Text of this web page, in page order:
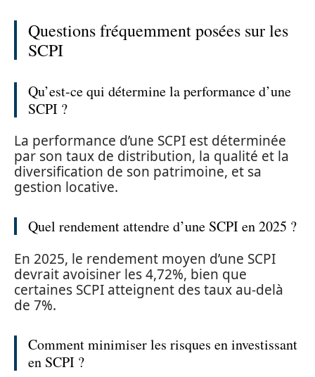
Questions fréquemment posées sur les
SCPI
Qu’est-ce qui détermine la performance d’une
SCPI ?
La performance d’une SCPI est déterminée
par son taux de distribution, la qualité et la
diversification de son patrimoine, et sa
gestion locative.
Quel rendement attendre d’une SCPI en 2025 ?
En 2025, le rendement moyen d’une SCPI
devrait avoisiner les 4,72%, bien que
certaines SCPI atteignent des taux au-delà
de 7%.
Comment minimiser les risques en investissant
en SCPI ?